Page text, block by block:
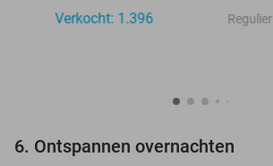
Verkocht: 1.396
Regulier
6. Ontspannen overnachten